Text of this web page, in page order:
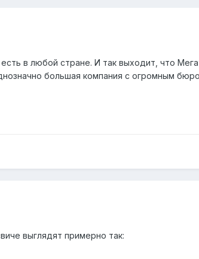
в любой стране. И так выходит, что
большая компания с огромным
выглядят примерно так: